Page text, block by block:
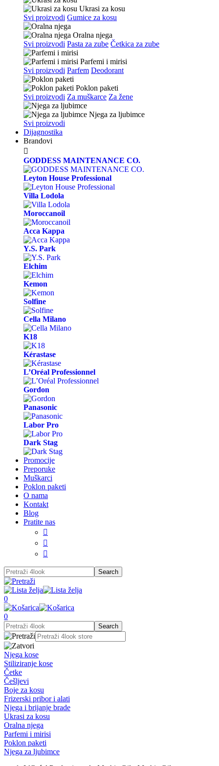
Ukrasi za kosu
Svi proizvodi Gumice za kosu
Oralna njega
Svi proizvodi Pasta za zube Četkica za zube
Parfemi i mirisi
Svi proizvodi Parfem Deodorant
Poklon paketi
Svi proizvodi Za muškarce Za žene
Njega za ljubimce
Svi proizvodi
Dijagnostika
Brandovi

GODDESS MAINTENANCE CO.
Leyton House Professional
Villa Lodola
Moroccanoil
Acca Kappa
Y.S. Park
Elchim
Kemon
Solfine
Cella Milano
K18
Kérastase
L’Oréal Professionnel
Gordon
Panasonic
Labor Pro
Dark Stag
Promocije
Preporuke
Muškarci
Poklon paketi
O nama
Kontakt
Blog
Pratite nas



0
0
Njega kose
Stiliziranje kose
Četke
Češljevi
Boje za kosu
Frizerski pribor i alati
Njega i brijanje brade
Ukrasi za kosu
Oralna njega
Parfemi i mirisi
Poklon paketi
Njega za ljubimce